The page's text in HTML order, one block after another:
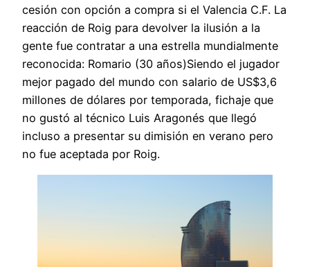
cesión con opción a compra si el Valencia C.F. La
reacción de Roig para devolver la ilusión a la
gente fue contratar a una estrella mundialmente
reconocida: Romario (30 años)Siendo el jugador
mejor pagado del mundo con salario de US$3,6
millones de dólares por temporada, fichaje que
no gustó al técnico Luis Aragonés que llegó
incluso a presentar su dimisión en verano pero
no fue aceptada por Roig.